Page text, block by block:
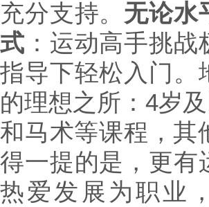
充分支持。 无论水
式 ：运动高手挑
指导下轻松入门。
的理想之所：4岁
和马术等课程，其
得一提的是，更有
热爱发展为职业